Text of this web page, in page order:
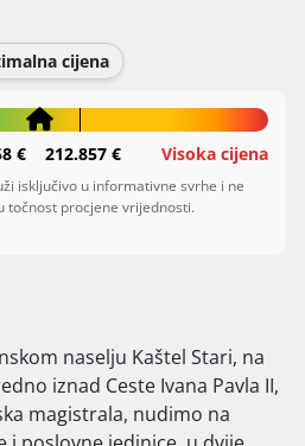
cijena
€ 212.857 € Visoka cijena
isključivo u informativne svrhe i ne
točnost procjene vrijednosti.
iznad Ceste Ivana Pavla II,
magistrala, nudimo na